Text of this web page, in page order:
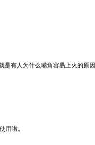
是有人为什么嘴角容易上火的原
用啦。